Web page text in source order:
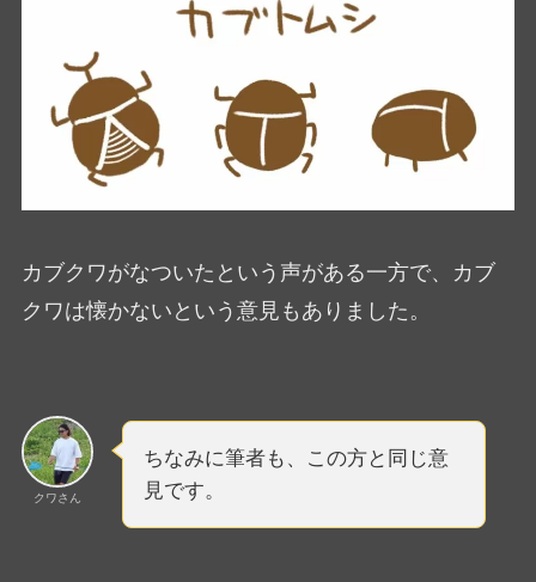
カブクワがなついたという声がある一方で、カブ
クワは懐かないという意見もありました。
クワさん
ちなみに筆者も、この方と同じ意
見です。